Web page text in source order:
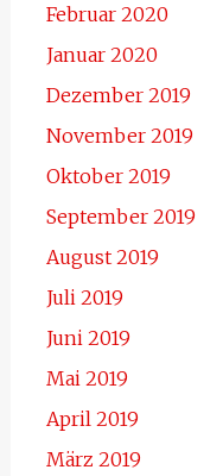
Februar 2020
Januar 2020
Dezember 2019
November 2019
Oktober 2019
September 2019
August 2019
Juli 2019
Juni 2019
Mai 2019
April 2019
März 2019